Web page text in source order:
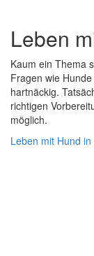
Leben
Kaum ein Thema
Fragen wie
hartnäckig.
richtigen
möglich.
Leben mit Hund